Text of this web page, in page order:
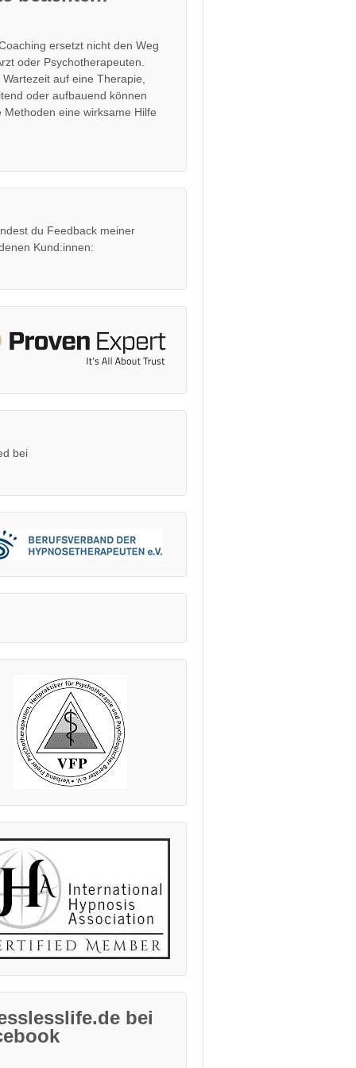
ersetzt nicht den Weg
oder Psychotherapeuten.
auf eine Therapie,
oder aufbauend können
Methoden eine wirksame Hilfe
du Feedback meiner
Kund:innen:
bei
bei